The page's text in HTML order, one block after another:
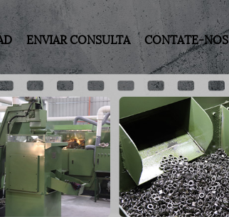
ENVIAR CONSULTA CONTATE-NOS